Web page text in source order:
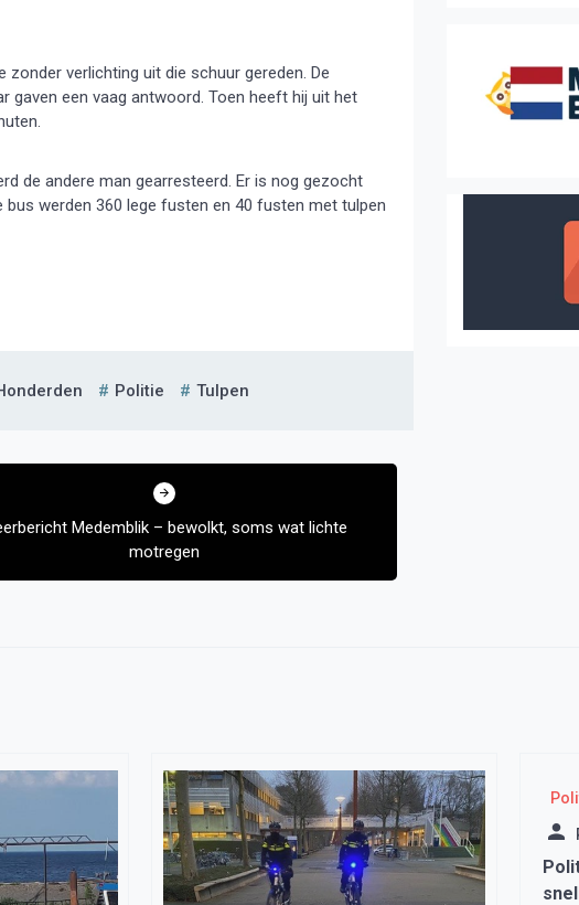
verlichting uit die schuur gereden. De
gaven een vaag antwoord. Toen heeft hij uit het
de andere man gearresteerd. Er is nog gezocht
werden 360 lege fusten en 40 fusten met tulpen
Politie Tulpen
Medemblik – bewolkt, soms wat lichte
motregen